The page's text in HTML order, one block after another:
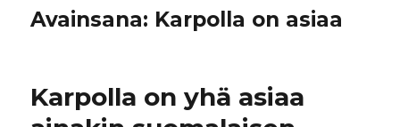
Avainsana: Karpolla on asiaa
Karpolla on yhä asiaa